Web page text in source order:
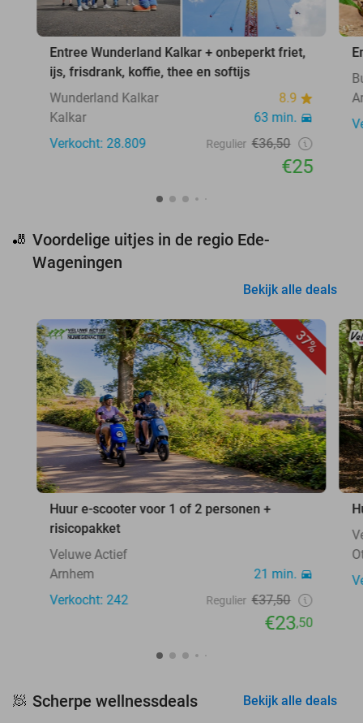
Entree Wunderland Kalkar + onbeperkt friet,
ijs, frisdrank, koffie, thee en softijs
Wunderland Kalkar
8.9
Kalkar
63 min.
Verkocht: 28.809
Regulier €36,50
€25
🎳 Voordelige uitjes in de regio Ede-
Wageningen
Bekijk alle deals
37%
Huur e-scooter voor 1 of 2 personen +
risicopakket
Veluwe Actief
Arnhem
21 min.
Verkocht: 242
Regulier €37,50
€23,50
🧖 Scherpe wellnessdeals Bekijk alle deals